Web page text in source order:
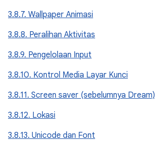
3.8.7. Wallpaper Animasi
3.8.8. Peralihan Aktivitas
3.8.9. Pengelolaan Input
3.8.10. Kontrol Media Layar Kunci
3.8.11. Screen saver (sebelumnya Dream)
3.8.12. Lokasi
3.8.13. Unicode dan Font